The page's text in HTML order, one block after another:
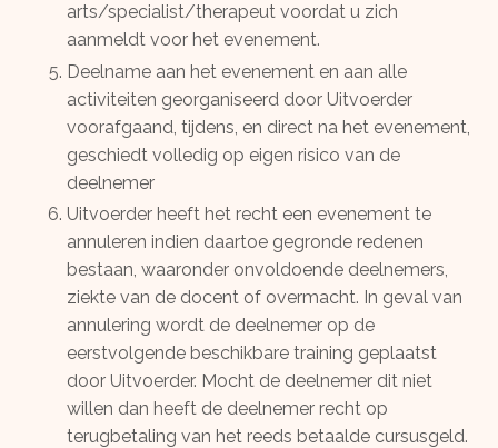
arts/specialist/therapeut voordat u zich
aanmeldt voor het evenement.
Deelname aan het evenement en aan alle
activiteiten georganiseerd door Uitvoerder
voorafgaand, tijdens, en direct na het evenement,
geschiedt volledig op eigen risico van de
deelnemer
Uitvoerder heeft het recht een evenement te
annuleren indien daartoe gegronde redenen
bestaan, waaronder onvoldoende deelnemers,
ziekte van de docent of overmacht. In geval van
annulering wordt de deelnemer op de
eerstvolgende beschikbare training geplaatst
door Uitvoerder. Mocht de deelnemer dit niet
willen dan heeft de deelnemer recht op
terugbetaling van het reeds betaalde cursusgeld.